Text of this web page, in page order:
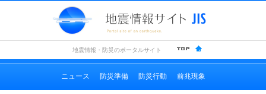
地震情報・防災のポータルサイト
ニュース 防災準備 防災行動 前兆現象